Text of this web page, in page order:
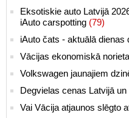
Eksotiskie auto Latvijā
iAuto carspotting (79)
iAuto čats - aktuālā dienas
Vācijas ekonomiskā
Volkswagen jaunajiem
Degvielas cenas Latvijā un
Vai Vācija atjaunos slēgto